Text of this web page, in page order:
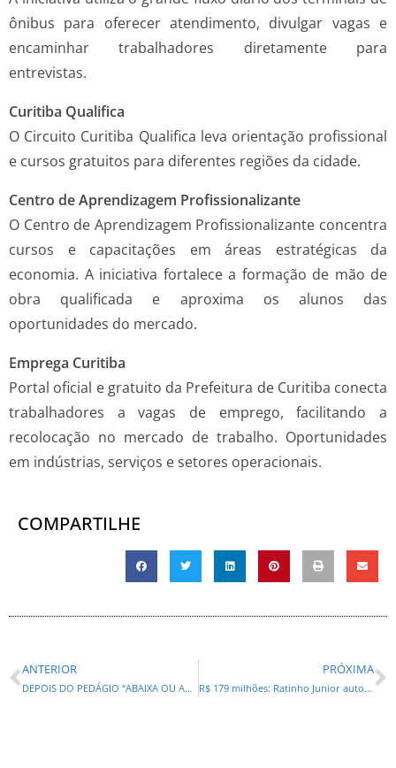
ônibus para oferecer atendimento, divulgar vagas e
encaminhar trabalhadores diretamente para
entrevistas.
Curitiba Qualifica
O Circuito Curitiba Qualifica leva orientação profissional
e cursos gratuitos para diferentes regiões da cidade.
Centro de Aprendizagem Profissionalizante
O Centro de Aprendizagem Profissionalizante concentra
cursos e capacitações em áreas estratégicas da
economia. A iniciativa fortalece a formação de mão de
obra qualificada e aproxima os alunos das
oportunidades do mercado.
Emprega Curitiba
Portal oficial e gratuito da Prefeitura de Curitiba conecta
trabalhadores a vagas de emprego, facilitando a
recolocação no mercado de trabalho. Oportunidades
em indústrias, serviços e setores operacionais.
COMPARTILHE
ANTERIOR
DEPOIS DO PEDÁGIO “ABAIXA OU ACABA”! REQUIÃOZINHO PROMETE ZERAR ICMS E “SALVAR” A COPEL QUE O PAI AJUDOU A VENDER
PRÓXIMA
R$ 179 milhões: Ratinho Junior autoriza Contorno Sul de Dois Vizinhos, maior obra da história da cidade